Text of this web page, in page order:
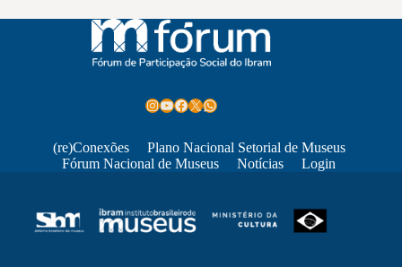
Instagram
Youtube
Facebook
X WhatsApp
(re)Conexões
Plano Nacional Setorial de Museus
Fórum Nacional de Museus
Notícias Login